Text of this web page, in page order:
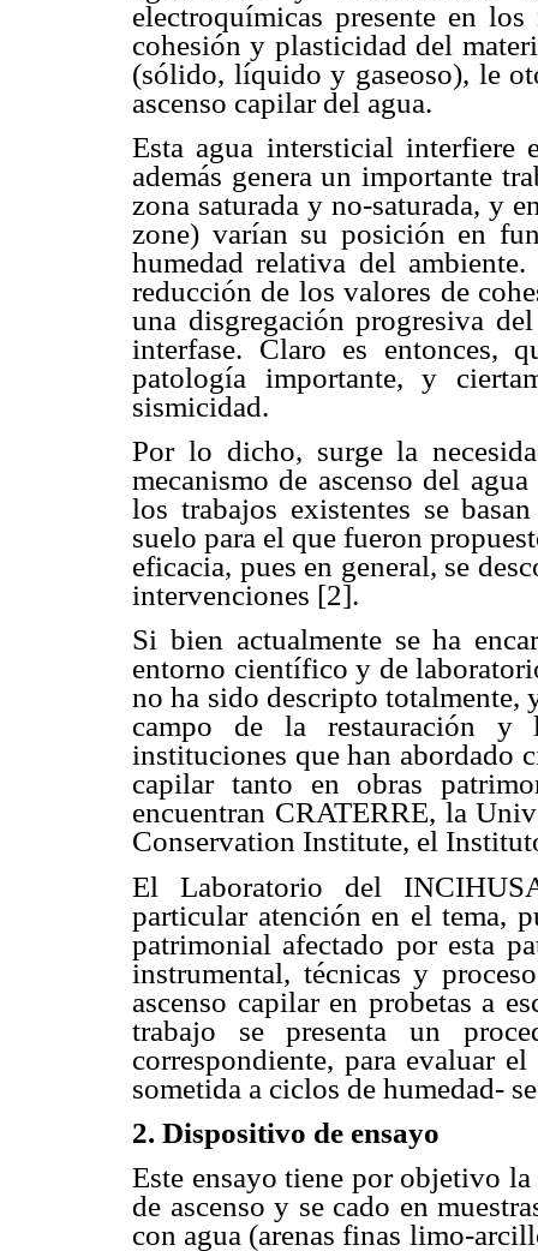
electroquímicas presente en
cohesión y plasticidad del
(sólido, líquido y gaseoso), le
ascenso capilar del agua.
Esta agua intersticial
además genera un importante
zona saturada y no-saturada, y
zone) varían su posición en
humedad relativa del
reducción de los valores de
una disgregación progresiva
interfase. Claro es entonces,
patología importante, y
sismicidad.
Por lo dicho, surge la
mecanismo de ascenso del
los trabajos existentes se
suelo para el que fueron
eficacia, pues en general, se
intervenciones [2].
Si bien actualmente se ha
entorno científico y de
no ha sido descripto totalmente,
campo de la restauración y
instituciones que han abordado
capilar tanto en obras
encuentran CRATERRE, la
Conservation Institute, el
El Laboratorio del
particular atención en el tema,
patrimonial afectado por esta
instrumental, técnicas y
ascenso capilar en probetas a
trabajo se presenta un
correspondiente, para evaluar
sometida a ciclos de humedad-
2. Dispositivo de ensayo
Este ensayo tiene por objetivo
de ascenso y se cado en
con agua (arenas finas limo-